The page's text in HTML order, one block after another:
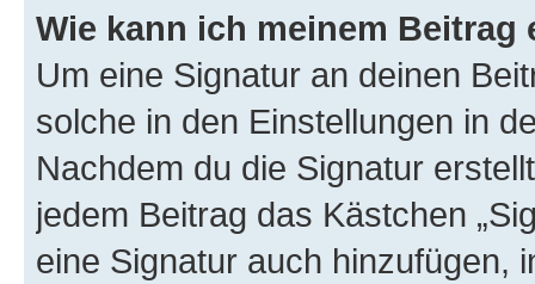
Wie kann ich meinem
Um eine Signatur an deinen
solche in den Einstellungen in
Nachdem du die Signatur
jedem Beitrag das Kästchen
eine Signatur auch hinzufügen,